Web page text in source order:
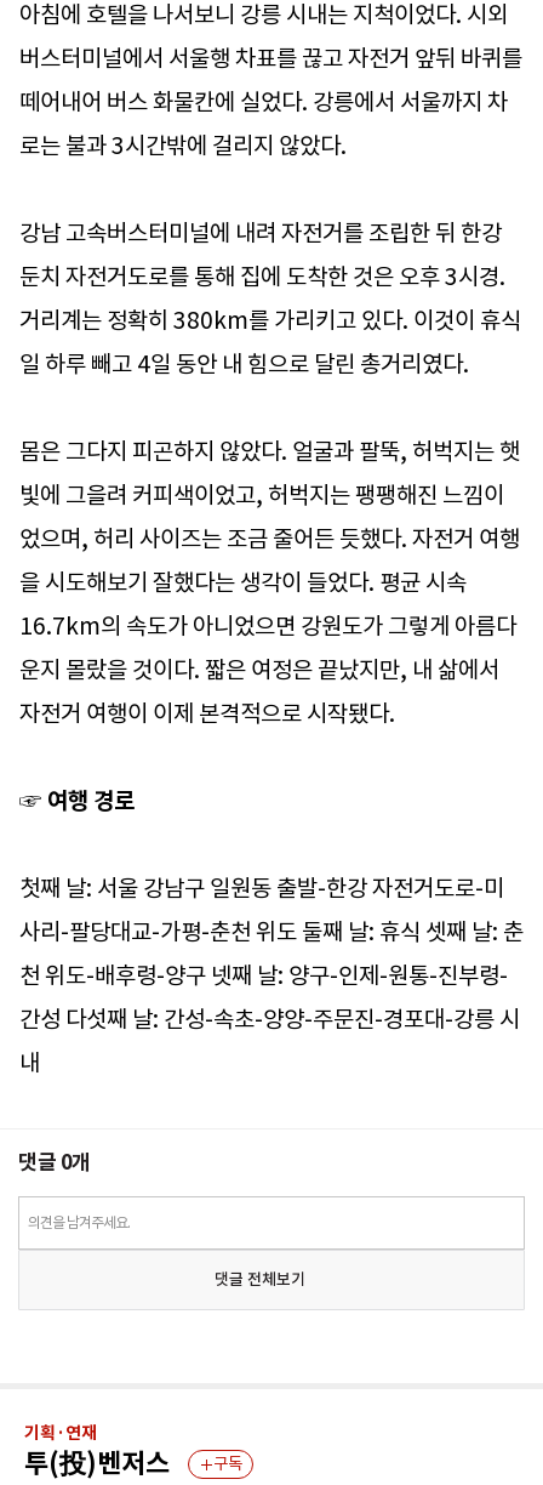
아침에 호텔을 나서보니 강릉 시내는 지척이었다. 시외
버스터미널에서 서울행 차표를 끊고 자전거 앞뒤 바퀴를
떼어내어 버스 화물칸에 실었다. 강릉에서 서울까지 차
로는 불과 3시간밖에 걸리지 않았다.
강남 고속버스터미널에 내려 자전거를 조립한 뒤 한강
둔치 자전거도로를 통해 집에 도착한 것은 오후 3시경.
거리계는 정확히 380km를 가리키고 있다. 이것이 휴식
일 하루 빼고 4일 동안 내 힘으로 달린 총거리였다.
몸은 그다지 피곤하지 않았다. 얼굴과 팔뚝, 허벅지는 햇
빛에 그을려 커피색이었고, 허벅지는 팽팽해진 느낌이
었으며, 허리 사이즈는 조금 줄어든 듯했다. 자전거 여행
을 시도해보기 잘했다는 생각이 들었다. 평균 시속
16.7km의 속도가 아니었으면 강원도가 그렇게 아름다
운지 몰랐을 것이다. 짧은 여정은 끝났지만, 내 삶에서
자전거 여행이 이제 본격적으로 시작됐다.
☞ 여행 경로
첫째 날: 서울 강남구 일원동 출발-한강 자전거도로-미
사리-팔당대교-가평-춘천 위도 둘째 날: 휴식 셋째 날: 춘
천 위도-배후령-양구 넷째 날: 양구-인제-원통-진부령-
간성 다섯째 날: 간성-속초-양양-주문진-경포대-강릉 시
내
댓글 0개
의견을 남겨주세요.
댓글 전체보기
기획·연재
투(投)벤저스 구독